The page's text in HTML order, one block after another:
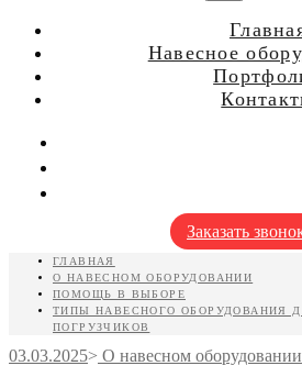
Навесное
для мини
для мини
для
Заказать
ГЛАВНАЯ
О НАВЕСНОМ ОБОРУДОВАНИИ
ПОМОЩЬ В ВЫБОРЕ
ТИПЫ НАВЕСНОГО ОБОРУДОВАНИЯ
ПОГРУЗЧИКОВ
03.03.2025> О навесном оборудовании